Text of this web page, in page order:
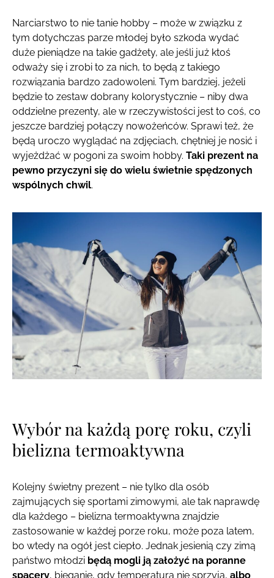
Narciarstwo to nie tanie hobby – może w związku z
tym dotychczas parze młodej było szkoda wydać
duże pieniądze na takie gadżety, ale jeśli już ktoś
odważy się i zrobi to za nich, to będą z takiego
rozwiązania bardzo zadowoleni. Tym bardziej, jeżeli
będzie to zestaw dobrany kolorystycznie – niby dwa
oddzielne prezenty, ale w rzeczywistości jest to coś, co
jeszcze bardziej połączy nowożeńców. Sprawi też, że
będą uroczo wyglądać na zdjęciach, chętniej je nosić i
wyjeżdżać w pogoni za swoim hobby. Taki prezent na
pewno przyczyni się do wielu świetnie spędzonych
wspólnych chwil.
Wybór na każdą porę roku, czyli
bielizna termoaktywna
Kolejny świetny prezent – nie tylko dla osób
zajmujących się sportami zimowymi, ale tak naprawdę
dla każdego – bielizna termoaktywna znajdzie
zastosowanie w każdej porze roku, może poza latem,
bo wtedy na ogół jest ciepło. Jednak jesienią czy zimą
państwo młodzi będą mogli ją założyć na poranne
spacery, bieganie, gdy temperatura nie sprzyja, albo